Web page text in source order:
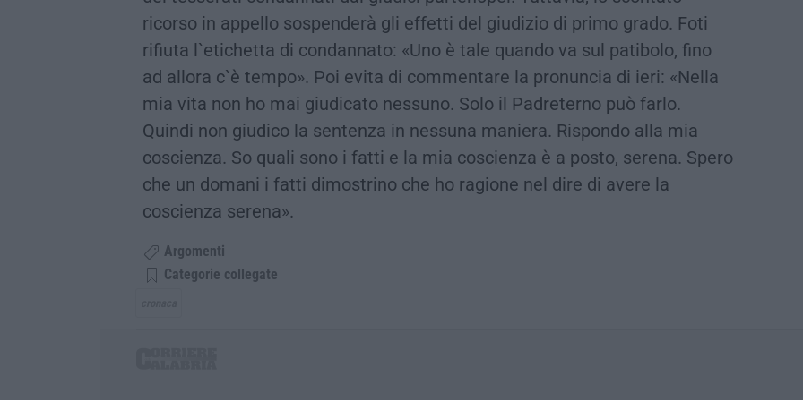
ricorso in appello sospenderà gli effetti del giudizio di primo grado. Foti
rifiuta l`etichetta di condannato: «Uno è tale quando va sul patibolo, fino
ad allora c`è tempo». Poi evita di commentare la pronuncia di ieri: «Nella
mia vita non ho mai giudicato nessuno. Solo il Padreterno può farlo.
Quindi non giudico la sentenza in nessuna maniera. Rispondo alla mia
coscienza. So quali sono i fatti e la mia coscienza è a posto, serena. Spero
che un domani i fatti dimostrino che ho ragione nel dire di avere la
coscienza serena».
Argomenti
Categorie collegate